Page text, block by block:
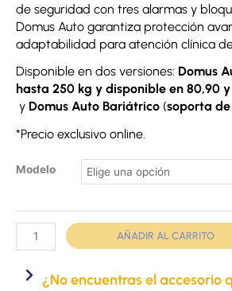
de seguridad con tres alarmas y
Domus Auto garantiza protección
adaptabilidad para atención clínica
Disponible en dos versiones: Domus
hasta 250 kg y disponible en 80,90
y Domus Auto Bariátrico (soporta
*Precio exclusivo online.
Modelo
Sobrecolchón
|
Bariátrico
cantidad
AÑADIR AL CARRITO
¿No encuentras el accesorio